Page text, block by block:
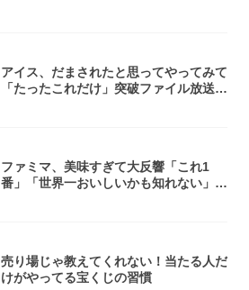
アイス、だまされたと思ってやってみて
「たったこれだけ」突破ファイル放送で
ファミマ、美味すぎて大反響「これ1
番」「世界一おいしいかも知れない」
売り場じゃ教えてくれない！当たる人だ
けがやってる宝くじの習慣